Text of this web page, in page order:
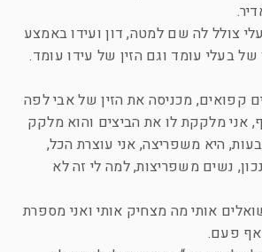
צולל לה שם למטה, דון ועידו באמצע
של בעלי עומד וגם הזין של עידו עומד.
קפואים, מכניסה את הזין של אבי לפה
אני מלקקת לו את הביצים והוא מלקק
מחדיר 2 אצבעות, היא משפריצה, אני עוצרת הכל,
נשים משפריצות, למה לי זה לא
אותי מה מצחיק אותי ואני מספרת
אף פעם.